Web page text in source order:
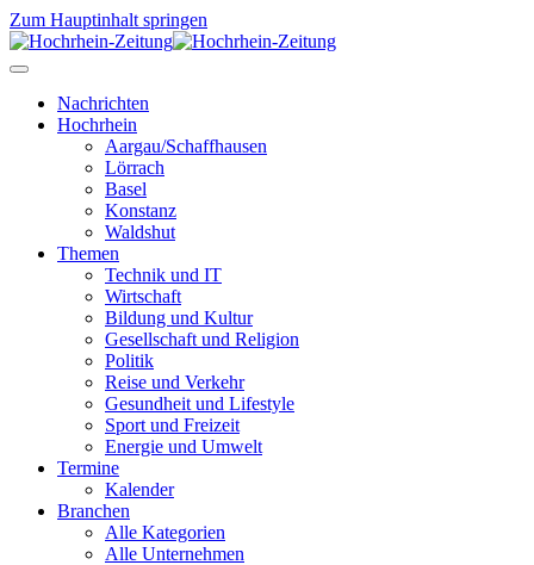
Zum Hauptinhalt springen
Nachrichten
Hochrhein
Aargau/Schaffhausen
Lörrach
Basel
Konstanz
Waldshut
Themen
Technik und IT
Wirtschaft
Bildung und Kultur
Gesellschaft und Religion
Politik
Reise und Verkehr
Gesundheit und Lifestyle
Sport und Freizeit
Energie und Umwelt
Termine
Kalender
Branchen
Alle Kategorien
Alle Unternehmen